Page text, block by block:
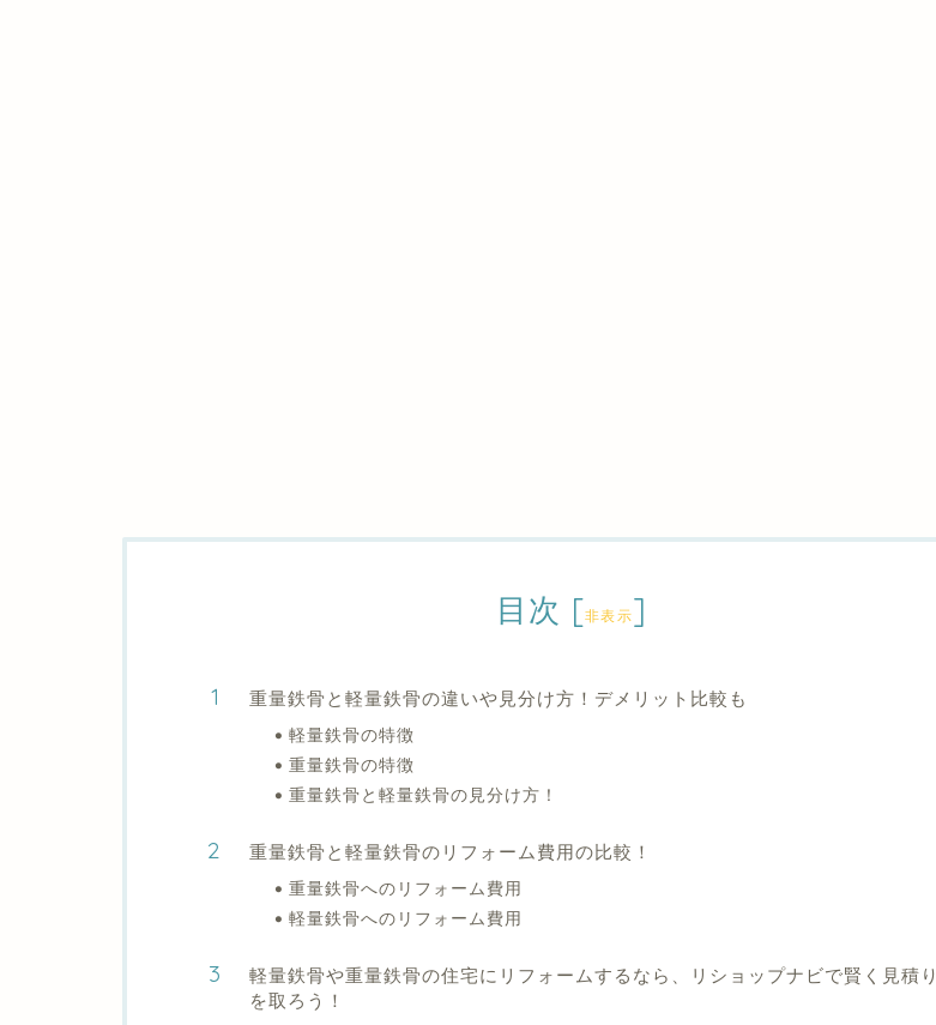
目次 [非表示]
重量鉄骨と軽量鉄骨の違いや見分け方！デメリット比較も
軽量鉄骨の特徴
重量鉄骨の特徴
重量鉄骨と軽量鉄骨の見分け方！
重量鉄骨と軽量鉄骨のリフォーム費用の比較！
重量鉄骨へのリフォーム費用
軽量鉄骨へのリフォーム費用
軽量鉄骨や重量鉄骨の住宅にリフォームするなら、リショップナビで賢く見積り
を取ろう！